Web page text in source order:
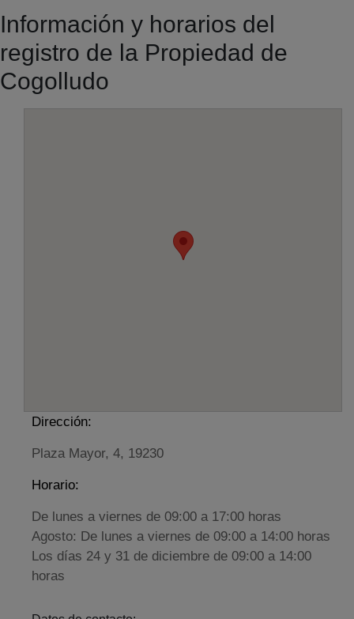
Información y horarios del
registro de la Propiedad de
Cogolludo
Dirección:
Plaza Mayor, 4, 19230
Horario:
De lunes a viernes de 09:00 a 17:00 horas
Agosto: De lunes a viernes de 09:00 a 14:00 horas
Los días 24 y 31 de diciembre de 09:00 a 14:00
horas